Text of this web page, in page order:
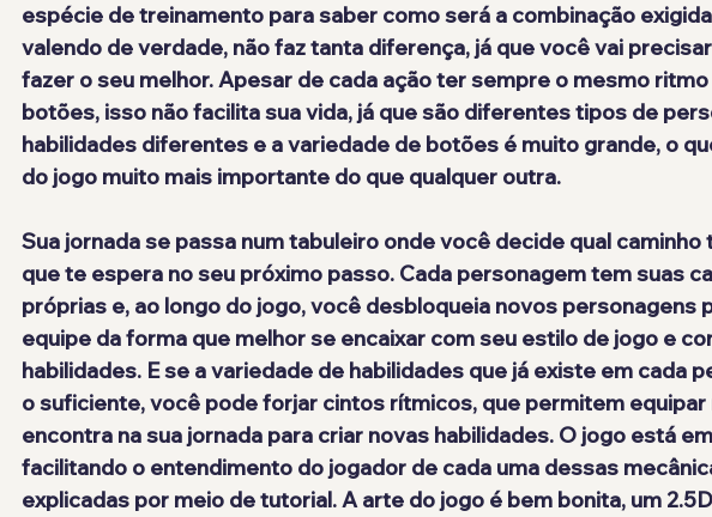
espécie de treinamento para saber como será a combinação
valendo de verdade, não faz tanta diferença, já que você vai
fazer o seu melhor. Apesar de cada ação ter sempre o mesmo
botões, isso não facilita sua vida, já que são diferentes tipos de
habilidades diferentes e a variedade de botões é muito grande, o
do jogo muito mais importante do que qualquer outra.
Sua jornada se passa num tabuleiro onde você decide qual caminho
que te espera no seu próximo passo. Cada personagem tem suas
próprias e, ao longo do jogo, você desbloqueia novos personagens
equipe da forma que melhor se encaixar com seu estilo de jogo e
habilidades. E se a variedade de habilidades que já existe em cada
o suficiente, você pode forjar cintos rítmicos, que permitem equipar
encontra na sua jornada para criar novas habilidades. O jogo está
facilitando o entendimento do jogador de cada uma dessas
explicadas por meio de tutorial. A arte do jogo é bem bonita, um